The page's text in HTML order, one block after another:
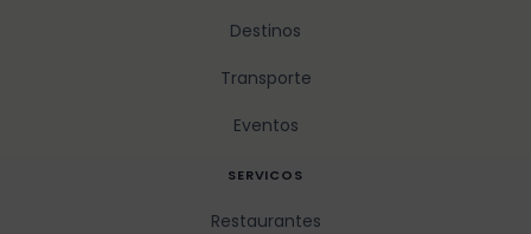
Destinos
Transporte
Eventos
SERVICOS
Restaurantes